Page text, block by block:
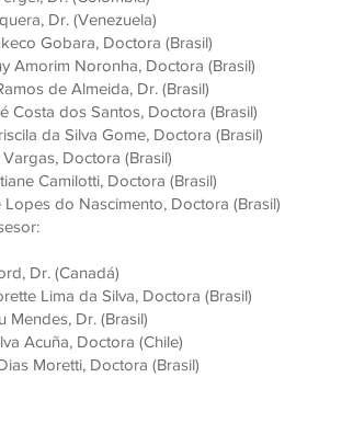
Dr. (Venezuela)
Gobara, Doctora (Brasil)
Amorim Noronha, Doctora (Brasil)
de Almeida, Dr. (Brasil)
Costa dos Santos, Doctora (Brasil)
da Silva Gome, Doctora (Brasil)
Doctora (Brasil)
Camilotti, Doctora (Brasil)
Lopes do Nascimento, Doctora (Brasil)
Dr. (Canadá)
Lima da Silva, Doctora (Brasil)
Mendes, Dr. (Brasil)
Acuña, Doctora (Chile)
Moretti, Doctora (Brasil)